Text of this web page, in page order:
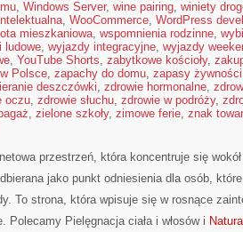
, Windows Server, wine pairing, winiety
, WooCommerce, WordPress
mieszkaniowa, wspomnienia rodzinne,
ludowe, wyjazdy integracyjne, wyjazdy
, YouTube Shorts, zabytkowe kościoły,
Polsce, zapachy do domu, zapasy żywności
deszczówki, zdrowie hormonalne,
oczu, zdrowie słuchu, zdrowie w podróży,
, zielone szkoły, zimowe ferie, znak
przestrzeń, która koncentruje się
jako punkt odniesienia dla osób,
To strona, która wpisuje się w rosnące
Polecamy Pielęgnacja ciała i włosów i